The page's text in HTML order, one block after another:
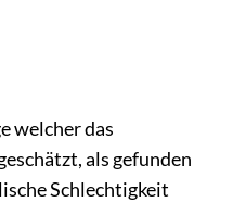
welcher das
als gefunden
Schlechtigkeit